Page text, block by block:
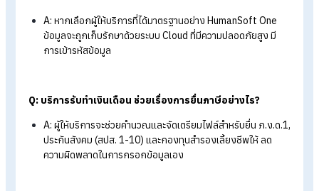
สรุป เช็กด่วน! ธุรกิจคุณควรใช้บริการรับ
เงินเดือนแล้วหรือยัง?
ไม่ใช่ทางเลือกที่คุ้มค่าอีกต่อไป หากคุณเริ่มเจอปัญหาเรื่องเวลา ค
ผิดพลาด หรือความเสี่ยงด้านกฎหมาย การใช้บริการรับทำเงินเดือ
ทางออกที่ช่วยลดภาระ เพิ่มความแม่นยำ และทำให้องค์กรโฟกัสกับ
การเติบโตได้อย่างเต็มที่